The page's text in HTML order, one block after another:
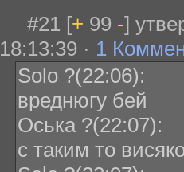
#21 [+ 99 -]
18:13:39 · 1
Solo ?(22:06):
вреднюгу бей
Оська ?(22:07):
с таким то